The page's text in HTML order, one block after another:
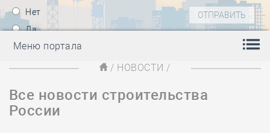
Нет
Да
Меню портала
/ НОВОСТИ /
Все новости строительства
России